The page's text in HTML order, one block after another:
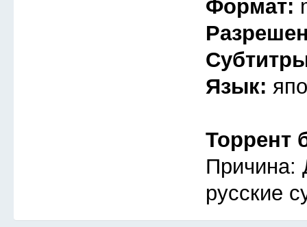
Формат:
Язык:
Торрент
Причина:
русские